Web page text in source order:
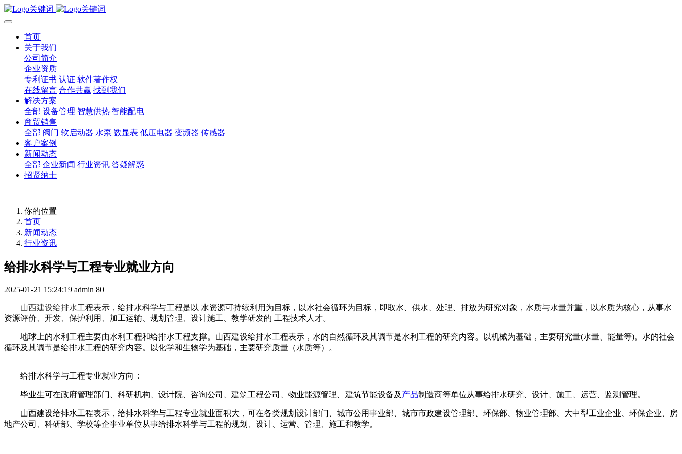
首页
关于我们
公司简介
企业资质
专利证书 认证 软件著作权
在线留言 合作共赢 找到我们
解决方案
全部 设备管理 智慧供热 智能配电
商贸销售
全部 阀门 软启动器 水泵 数显表 低压电器 变频器 传感器
客户案例
新闻动态
全部 企业新闻 行业资讯 答疑解惑
招贤纳士
你的位置
首页
新闻动态
行业资讯
给排水科学与工程专业就业方向
2025-01-21 15:24:19 admin 80
山西建设给排水工程表示，给排水科学与工程是以 水资源可持续利用为目标，以水社会循环为目标，即取水、供水、处理、排放为研究对象，水质与水量并重，以水质为核心，从事水
资源评价、开发、保护利用、加工运输、规划管理、设计施工、教学研发的 工程技术人才。
地球上的水利工程主要由水利工程和给排水工程支撑。山西建设给排水工程表示，水的自然循环及其调节是水利工程的研究内容。以机械为基础，主要研究量(水量、能量等)。水的社会
循环及其调节是给排水工程的研究内容。以化学和生物学为基础，主要研究质量（水质等）。
给排水科学与工程专业就业方向：
毕业生可在政府管理部门、科研机构、设计院、咨询公司、建筑工程公司、物业能源管理、建筑节能设备及 产品制造商等单位从事给排水研究、设计、施工、运营、监测管理。
山西建设给排水工程表示，给排水科学与工程专业就业面积大，可在各类规划设计部门、城市公用事业部、城市市政建设管理部、环保部、物业管理部、大中型工业企业、环保企业、房
地产公司、科研部、学校等企事业单位从事给排水科学与工程的规划、设计、运营、管理、施工和教学。